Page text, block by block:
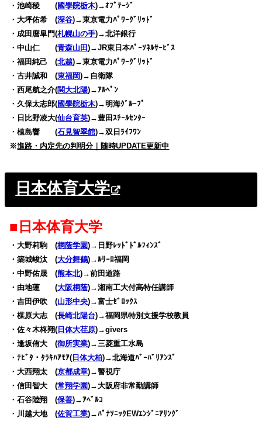
・池崎稜 (國學院栃木)→ｵﾌﾟﾃｰｼﾞ
・大坪佑希 (深谷)→東京電力ﾊﾟﾜｰｸﾞﾘｯﾄﾞ
・成田麿皐門(札幌山の手)→北洋銀行
・中山仁 (青森山田)→JR東日本ﾊﾟｰｿﾈﾙｻｰﾋﾞｽ
・福田純己 (北越)→東京電力ﾊﾟﾜｰｸﾞﾘｯﾄﾞ
・古井誠和 (東福岡)→自衛隊
・西尾航之介(関大北陽)→ｱﾙﾍﾟﾝ
・久保太志郎(國學院栃木)→明海ｸﾞﾙｰﾌﾟ
・日比野凌大(仙台育英)→豊田ｽﾁｰﾙｾﾝﾀｰ
・植島響 (石見智翠館)→双日ﾗｲﾌﾜﾝ
※進路・内定先の判明分｜随時UPDATE更新中
日本体育大学
■日本体育大学
・大野莉駒 (桐蔭学園)→日野ﾚｯﾄﾞﾄﾞﾙﾌｨﾝｽﾞ
・築城峻汰 (大分舞鶴)→ﾙﾘｰﾛ福岡
・中野佑晟 (熊本北)→前田道路
・由地蓮 (大阪桐蔭)→湘南工大付高特任講師
・吉田伊吹 (山形中央)→富士ｾﾞﾛｯｸｽ
・楳原大志 (長崎北陽台)→福岡県特別支援学校教員
・佐々木柊翔( 日体大荏原)→givers
・逢坂侑大 (御所実業)→三菱重工水島
・ﾃﾋﾞﾀ・ﾀﾗｷﾊｱﾓｱ( 日体大柏)→北海道ﾊﾞｰﾊﾞﾘｱﾝｽﾞ
・大西翔太 (京都成章)→警視庁
・信田智大 (常翔学園)→大阪府非常勤講師
・石谷陸翔 (保善)→ｱﾍﾞﾙｺ
・川越大地 (佐賀工業)→ﾊﾟﾅｿﾆｯｸEWｴﾝｼﾞﾆｱﾘﾝｸﾞ